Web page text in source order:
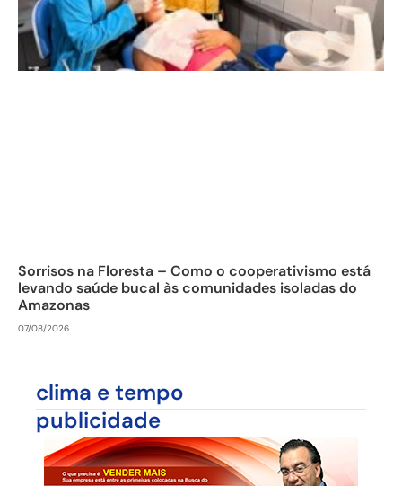
Sorrisos na Floresta – Como o cooperativismo está
levando saúde bucal às comunidades isoladas do
Amazonas
07/08/2026
clima e tempo
publicidade